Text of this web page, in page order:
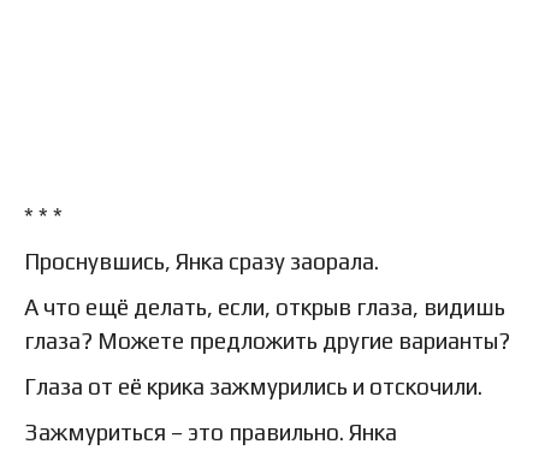
* * *
Проснувшись, Янка сразу заорала.
А что ещё делать, если, открыв глаза, видишь
глаза? Можете предложить другие варианты?
Глаза от её крика зажмурились и отскочили.
Зажмуриться – это правильно. Янка